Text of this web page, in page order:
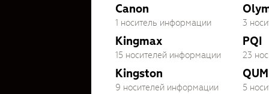
Canon
1 носитель информации
Kingmax
15 носителей информации
Kingston
9 носителей информации
3
PQI
23
5